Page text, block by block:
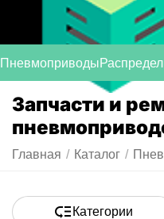
Пневмоприводы
Запчасти и
Главная / Каталог /
Категории